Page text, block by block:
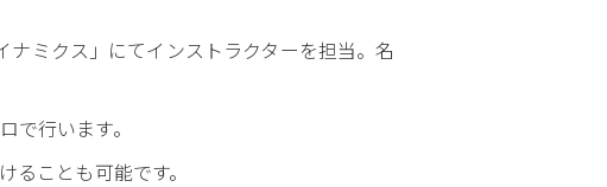
ミクス」にてインストラクターを担当。名
行います。
ことも可能です。